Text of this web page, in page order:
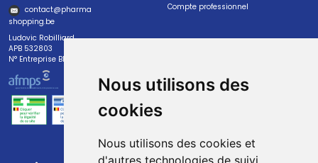
Nous utilisons des
cookies
Nous utilisons des cookies et
d'autres technologies de suivi
contact@pharma
shopping.be
Ludovic Robilliard
APB 532803
N° Entreprise BE0447.382.113
Compte professionnel